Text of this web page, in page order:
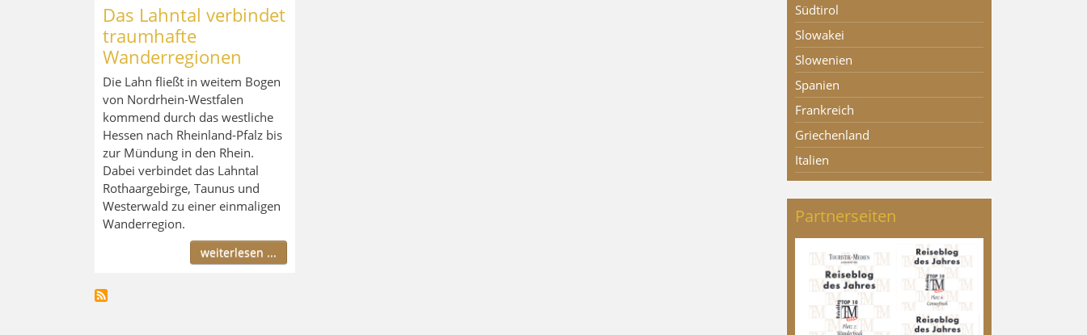
Das Lahntal verbindet
traumhafte
Wanderregionen
Die Lahn fließt in weitem Bogen
von Nordrhein-Westfalen
kommend durch das westliche
Hessen nach Rheinland-Pfalz bis
zur Mündung in den Rhein.
Dabei verbindet das Lahntal
Rothaargebirge, Taunus und
Westerwald zu einer einmaligen
Wanderregion.
weiterlesen ...
Südtirol
Slowakei
Slowenien
Spanien
Frankreich
Griechenland
Italien
Partnerseiten